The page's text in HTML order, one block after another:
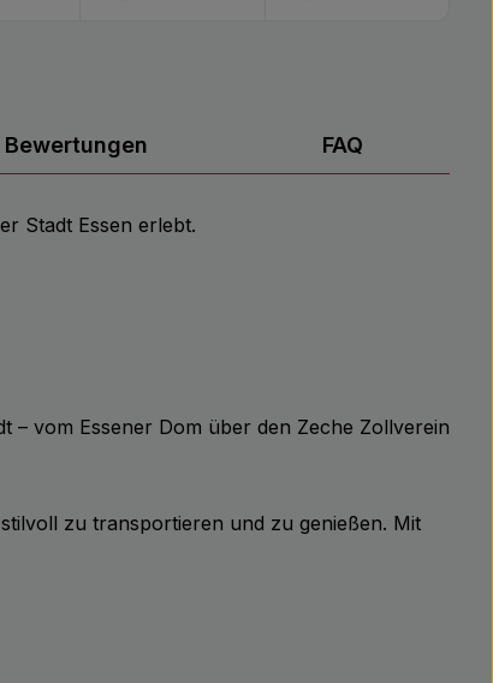
Bewertungen FAQ
Stadt Essen erlebt.
– vom Essener Dom über den Zeche Zollverein
zu transportieren und zu genießen. Mit